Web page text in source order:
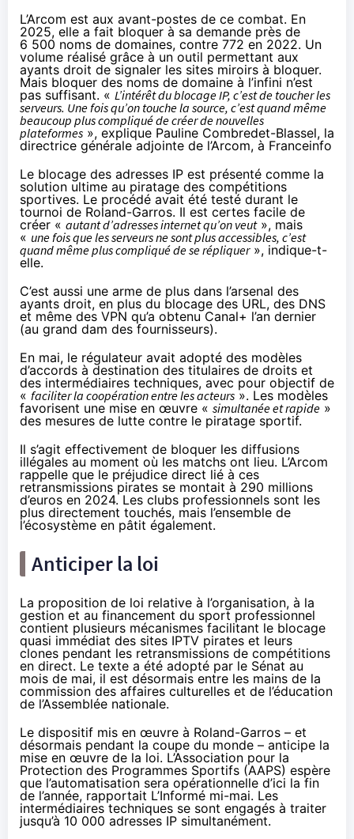
L’Arcom est aux avant-postes de ce combat. En
2025, elle a fait bloquer à sa demande près de
6 500 noms de domaines, contre 772 en 2022. Un
volume réalisé grâce à un outil permettant aux
ayants droit de signaler les sites miroirs à bloquer.
Mais bloquer des noms de domaine à l’infini n’est
pas suffisant. « L’intérêt du blocage IP, c’est de toucher les
serveurs. Une fois qu’on touche la source, c’est quand même
beaucoup plus compliqué de créer de nouvelles
plateformes », explique Pauline Combredet-Blassel, la
directrice générale adjointe de l’Arcom, à Franceinfo
Le blocage des adresses IP est présenté comme la
solution ultime au piratage des compétitions
sportives. Le procédé avait été testé durant le
tournoi de Roland-Garros. Il est certes facile de
créer « autant d’adresses internet qu’on veut», mais
« une fois que les serveurs ne sont plus accessibles, c’est
quand même plus compliqué de se répliquer», indique-t-
elle.
C’est aussi une arme de plus dans l’arsenal des
ayants droit, en plus du blocage des URL, des DNS
et même des VPN qu’a obtenu Canal+ l’an dernier
(au grand dam des fournisseurs).
En mai, le régulateur avait adopté des modèles
d’accords à destination des titulaires de droits et
des intermédiaires techniques, avec pour objectif de
« faciliter la coopération entre les acteurs ». Les modèles
favorisent une mise en œuvre « simultanée et rapide »
des mesures de lutte contre le piratage sportif.
Il s’agit effectivement de bloquer les diffusions
illégales au moment où les matchs ont lieu. L’Arcom
rappelle que le préjudice direct lié à ces
retransmissions pirates se montait à 290 millions
d’euros en 2024. Les clubs professionnels sont les
plus directement touchés, mais l’ensemble de
l’écosystème en pâtit également.
Anticiper la loi
La proposition de loi relative à l’organisation, à la
gestion et au financement du sport professionnel
contient plusieurs mécanismes facilitant le blocage
quasi immédiat des sites IPTV pirates et leurs
clones pendant les retransmissions de compétitions
en direct. Le texte a été adopté par le Sénat au
mois de mai, il est désormais entre les mains de la
commission des affaires culturelles et de l’éducation
de l’Assemblée nationale.
Le dispositif mis en œuvre à Roland-Garros – et
désormais pendant la coupe du monde – anticipe la
mise en œuvre de la loi. L’Association pour la
Protection des Programmes Sportifs (AAPS) espère
que l’automatisation sera opérationnelle d’ici la fin
de l’année, rapportait L’Informé mi-mai. Les
intermédiaires techniques se sont engagés à traiter
jusqu’à 10 000 adresses IP simultanément.